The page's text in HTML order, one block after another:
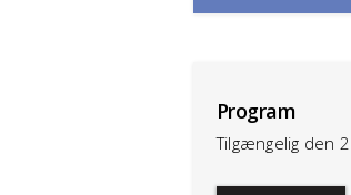
Program
Tilgængelig den